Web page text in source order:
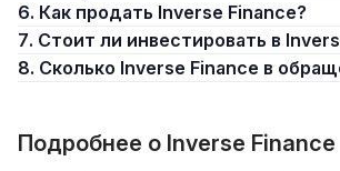
6. Как продать Inverse Finance?
7. Стоит ли инвестировать в
8. Сколько Inverse Finance в
Подробнее о Inverse Finance